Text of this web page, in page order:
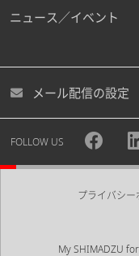
ニュース／イベント
メール配信の設定
FOLLOW US
プライバシー
My SHIMADZU